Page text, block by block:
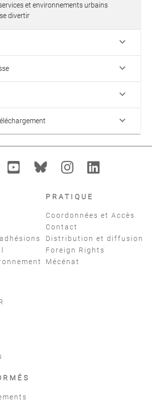
et environnements urbains
divertir
keyboard_arrow_down
keyboard_arrow_down
keyboard_arrow_down
keyboard_arrow_down
PRATIQUE
Coordonnées et Accès
Contact
Distribution et diffusion
Foreign Rights
Mécénat